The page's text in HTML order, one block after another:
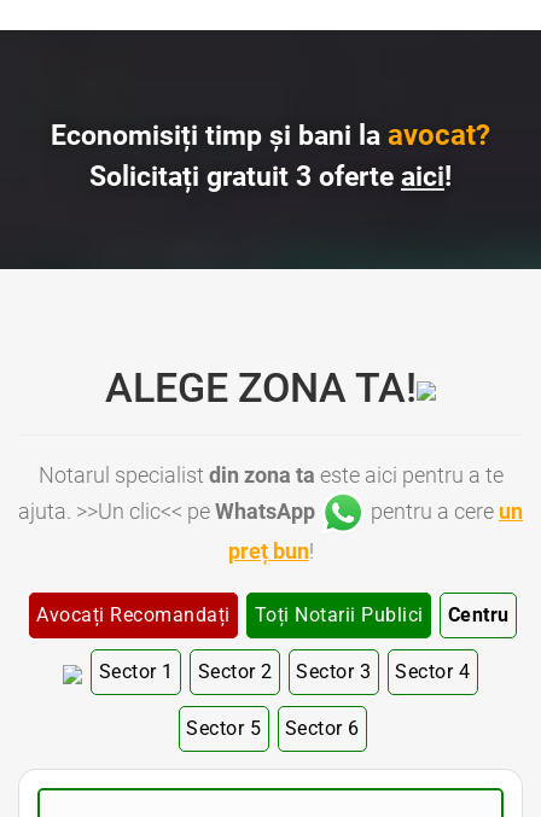
Economisiți timp și bani la avocat?
Solicitați gratuit 3 oferte aici!
ALEGE ZONA TA!
Notarul specialist din zona ta este aici pentru a te
ajuta. >>Un clic<< peWhatsApp pentru a cere un
preț bun!
Avocați Recomandați Toți Notarii Publici Centru
Sector 1 Sector 2 Sector 3 Sector 4
Sector 5 Sector 6